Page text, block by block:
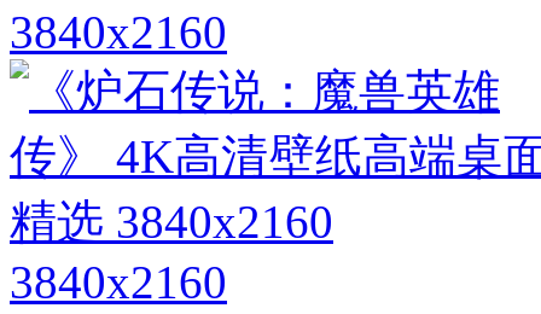
3840x2160
3840x2160